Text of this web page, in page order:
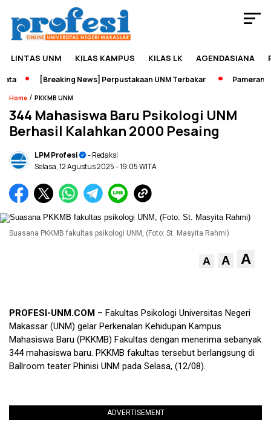
LINTAS UNM KILAS KAMPUS KILAS LK AGENDASIANA
[Breaking News] Perpustakaan UNM Terbakar Pameran
Home / PKKMB UNM
344 Mahasiswa Baru Psikologi UNM
Berhasil Kalahkan 2000 Pesaing
LPM Profesi
- Redaksi
Selasa, 12 Agustus 2025- 19:05 WITA
Suasana PKKMB fakultas psikologi UNM, (Foto: St. Masyita Rahmi)
A A A
PROFESI-UNM.COM – Fakultas Psikologi Universitas Negeri
Makassar (UNM) gelar Perkenalan Kehidupan Kampus
Mahasiswa Baru (PKKMB) Fakultas dengan menerima sebanyak
344 mahasiswa baru. PKKMB fakultas tersebut berlangsung di
Ballroom teater Phinisi UNM pada Selasa, (12/08).
ADVERTISEMENT